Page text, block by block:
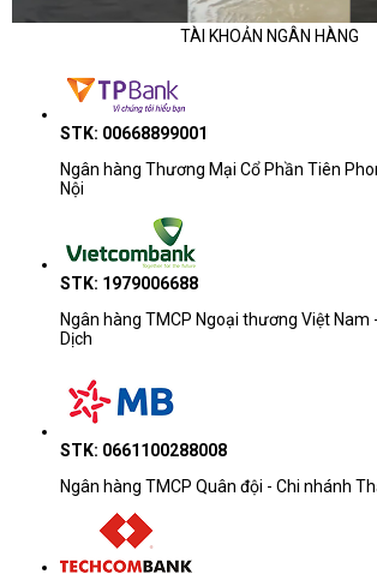
TÀI KHOẢN NGÂN HÀNG
STK: 00668899001
Ngân hàng Thương Mại Cổ Phần Tiên
Nội
STK: 1979006688
Ngân hàng TMCP Ngoại thương Việt Nam
Dịch
STK: 0661100288008
Ngân hàng TMCP Quân đội - Chi nhánh